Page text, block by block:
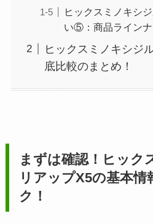
ヒックスミノキシ
い⑤：商品ライン
ヒックスミノキシジ
底比較のまとめ！
まずは確認！ヒック
リアップX5の基本情
ク！